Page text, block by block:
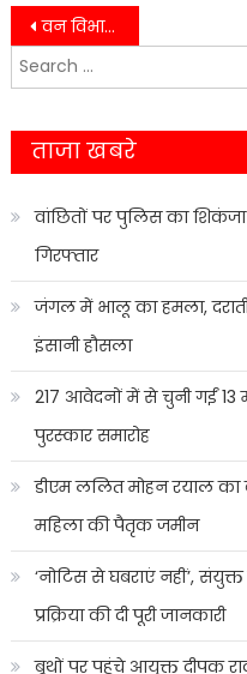
Post
navigation
वन विभाग की टीम को तोता तस्करी मामले में बड़ी सफलता मिली…….
Search
for:
ताजा खबरे
वांछितों पर पुलिस का
गिरफ्तार
जंगल में भालू का हमला,
इंसानी हौसला
217 आवेदनों में से चुनी गईं 13
पुरस्कार समारोह
डीएम ललित मोहन रयाल
महिला की पैतृक जमीन
‘नोटिस से घबराएं नहीं’,
प्रक्रिया की दी पूरी जानकारी
बूथों पर पहुंचे आयुक्त दीपक